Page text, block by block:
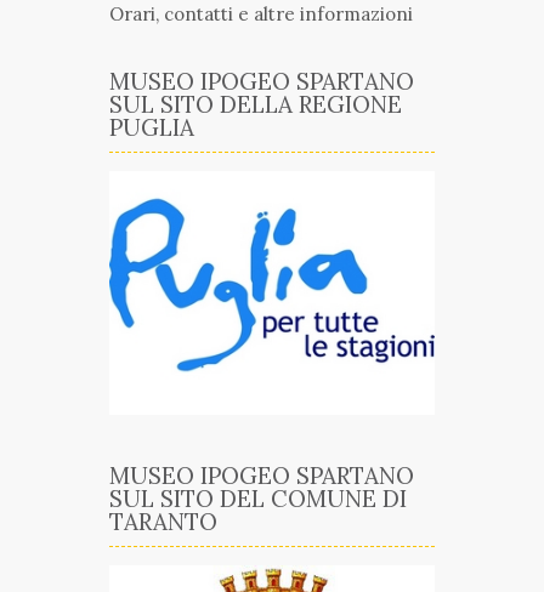
Orari, contatti e altre informazioni
MUSEO IPOGEO SPARTANO
SUL SITO DELLA REGIONE
PUGLIA
MUSEO IPOGEO SPARTANO
SUL SITO DEL COMUNE DI
TARANTO